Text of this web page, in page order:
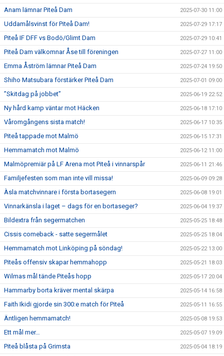
Anam lämnar Piteå Dam 2025-07-30 11:00
Uddamålsvinst för Piteå Dam! 2025-07-29 17:17
Piteå IF DFF vs Bodö/Glimt Dam 2025-07-29 10:41
Piteå Dam välkomnar Åse till föreningen 2025-07-27 11:00
Emma Åström lämnar Piteå Dam 2025-07-24 19:50
Shiho Matsubara förstärker Piteå Dam 2025-07-01 09:00
”Skitdag på jobbet” 2025-06-19 22:52
Ny hård kamp väntar mot Häcken 2025-06-18 17:10
Våromgångens sista match! 2025-06-17 10:35
Piteå tappade mot Malmö 2025-06-15 17:31
Hemmamatch mot Malmö 2025-06-12 11:00
Malmöpremiär på LF Arena mot Piteå i vinnarspår 2025-06-11 21:46
Familjefesten som man inte vill missa! 2025-06-09 09:28
Àsla matchvinnare i första bortasegern 2025-06-08 19:01
Vinnarkänsla i laget – dags för en bortaseger? 2025-06-04 19:37
Bildextra från segermatchen 2025-05-25 18:48
Cissis comeback - satte segermålet 2025-05-25 18:04
Hemmamatch mot Linköping på söndag! 2025-05-22 13:00
Piteås offensiv skapar hemmahopp 2025-05-21 18:03
Wilmas mål tände Piteås hopp 2025-05-17 20:04
Hammarby borta kräver mental skärpa 2025-05-14 16:58
Faith Ikidi gjorde sin 300:e match för Piteå 2025-05-11 16:55
Äntligen hemmamatch! 2025-05-08 19:53
Ett mål mer… 2025-05-07 19:09
Piteå blåsta på Grimsta 2025-05-04 18:19